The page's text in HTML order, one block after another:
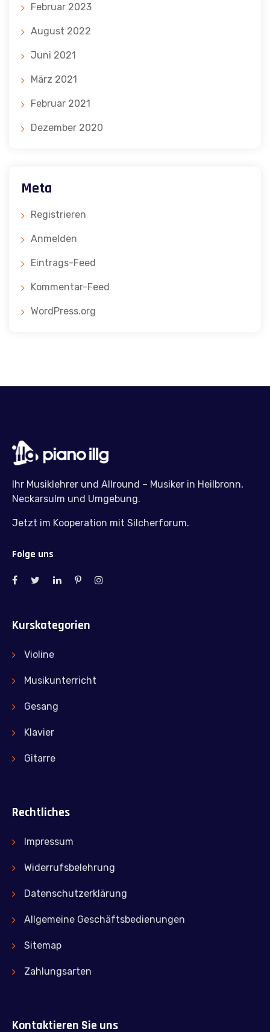
Februar 2023
August 2022
Juni 2021
März 2021
Februar 2021
Dezember 2020
Meta
Registrieren
Anmelden
Eintrags-Feed
Kommentar-Feed
WordPress.org
Ihr Musiklehrer und Allround – Musiker in Heilbronn,
Neckarsulm und Umgebung.
Jetzt im Kooperation mit Silcherforum.
Folge uns
Kurskategorien
Violine
Musikunterricht
Gesang
Klavier
Gitarre
Rechtliches
Impressum
Widerrufsbelehrung
Datenschutzerklärung
Allgemeine Geschäftsbedienungen
Sitemap
Zahlungsarten
Kontaktieren Sie uns